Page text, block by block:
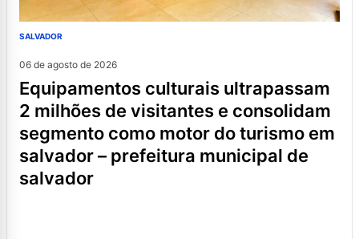
SALVADOR
06 de agosto de 2026
equipamentos culturais ultrapassam
2 milhões de visitantes e consolidam
segmento como motor do turismo em
salvador – prefeitura municipal de
salvador